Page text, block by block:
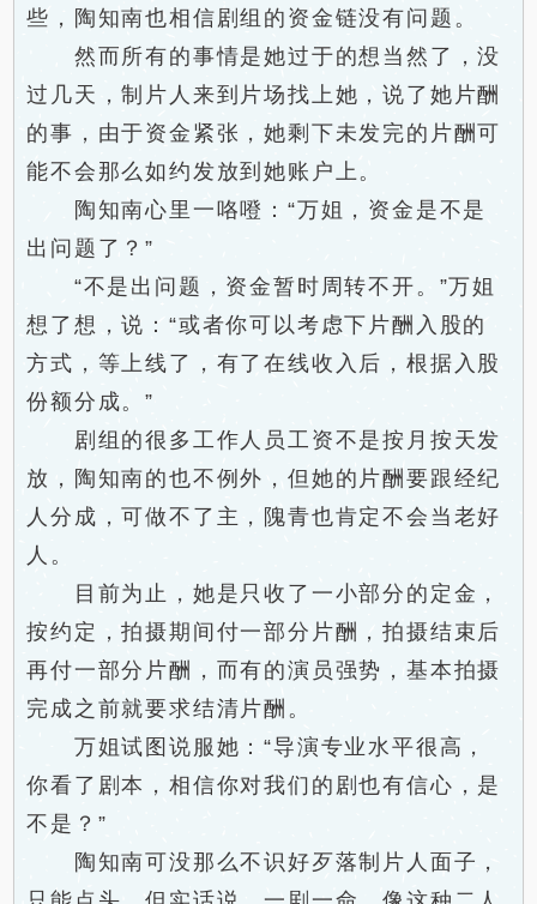
些，陶知南也相信剧组的资金链没有问题。
然而所有的事情是她过于的想当然了，没
过几天，制片人来到片场找上她，说了她片酬
的事，由于资金紧张，她剩下未发完的片酬可
能不会那么如约发放到她账户上。
陶知南心里一咯噔：“万姐，资金是不是
出问题了？”
“不是出问题，资金暂时周转不开。”万姐
想了想，说：“或者你可以考虑下片酬入股的
方式，等上线了，有了在线收入后，根据入股
份额分成。”
剧组的很多工作人员工资不是按月按天发
放，陶知南的也不例外，但她的片酬要跟经纪
人分成，可做不了主，隗青也肯定不会当老好
人。
目前为止，她是只收了一小部分的定金，
按约定，拍摄期间付一部分片酬，拍摄结束后
再付一部分片酬，而有的演员强势，基本拍摄
完成之前就要求结清片酬。
万姐试图说服她：“导演专业水平很高，
你看了剧本，相信你对我们的剧也有信心，是
不是？”
陶知南可没那么不识好歹落制片人面子，